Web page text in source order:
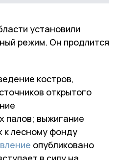
установили
режим. Он продлится
костров,
открытого
палов; выжигание
к лесному фонду
опубликовано